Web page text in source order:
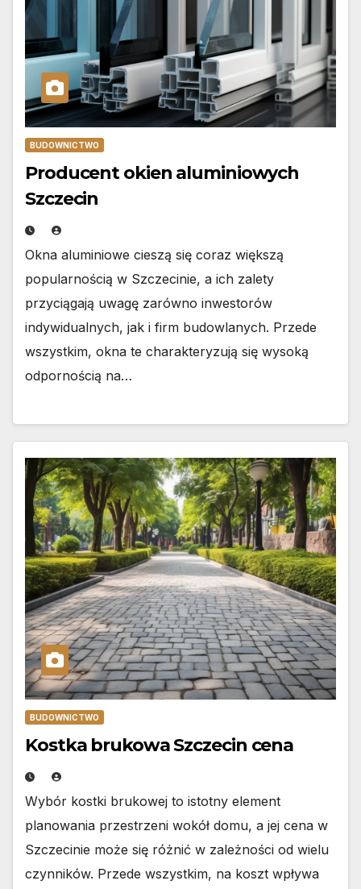
BUDOWNICTWO
Producent okien aluminiowych
Szczecin
Okna aluminiowe cieszą się coraz większą
popularnością w Szczecinie, a ich zalety
przyciągają uwagę zarówno inwestorów
indywidualnych, jak i firm budowlanych. Przede
wszystkim, okna te charakteryzują się wysoką
odpornością na…
BUDOWNICTWO
Kostka brukowa Szczecin cena
Wybór kostki brukowej to istotny element
planowania przestrzeni wokół domu, a jej cena w
Szczecinie może się różnić w zależności od wielu
czynników. Przede wszystkim, na koszt wpływa